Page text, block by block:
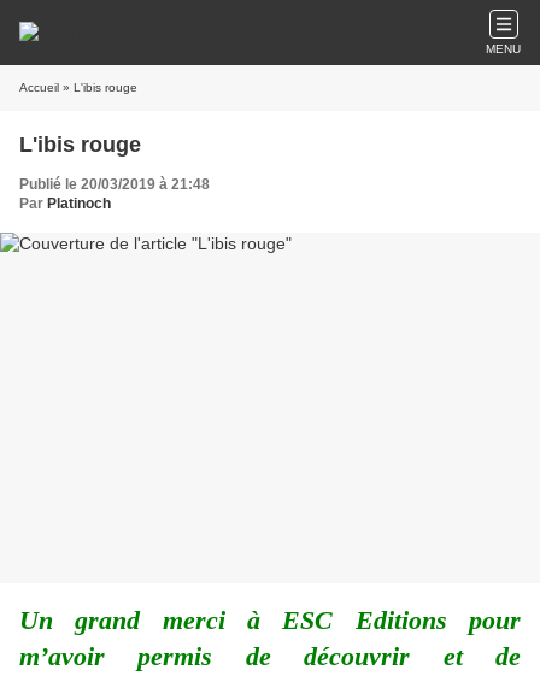
MENU
Accueil » L'ibis rouge
L'ibis rouge
Publié le 20/03/2019 à 21:48
Par Platinoch
Un grand merci à ESC Editions pour
m’avoir permis de découvrir et de